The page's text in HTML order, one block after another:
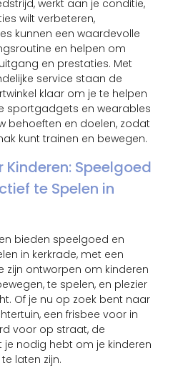
werkt aan je conditie,
wilt verbeteren,
kunnen een waardevolle
en helpen om
en prestaties. Met
service staan de
klaar om je te helpen
sportgadgets en wearables
behoeften en doelen, zodat
kunt trainen en bewegen.
Speelgoed
te Spelen in
bieden speelgoed en
in kerkrade, met een
ontworpen om kinderen
te spelen, en plezier
Of je nu op zoek bent naar
een frisbee voor in
voor op straat, de
je nodig hebt om je kinderen
laten zijn.